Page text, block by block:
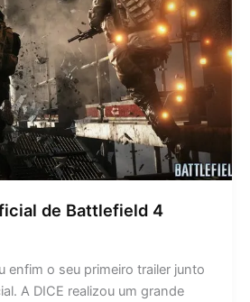
de Battlefield 4
enfim o seu primeiro trailer junto
A DICE realizou um grande